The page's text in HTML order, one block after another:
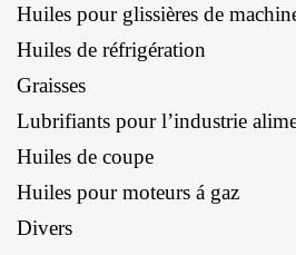
Huiles pour glissières de
Huiles de réfrigération
Graisses
Lubrifiants pour l’industrie
Huiles de coupe
Huiles pour moteurs á gaz
Divers